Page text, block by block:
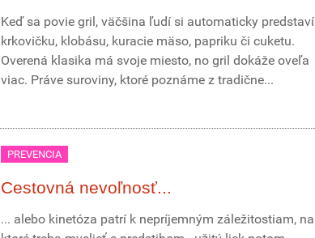
Keď sa povie gril, väčšina ľudí si automaticky predstaví
krkovičku, klobásu, kuracie mäso, papriku či cuketu.
Overená klasika má svoje miesto, no gril dokáže oveľa
viac. Práve suroviny, ktoré poznáme z tradične...
PREVENCIA
Cestovná nevoľnosť...
... alebo kinetóza patrí k nepríjemným záležitostiam, na